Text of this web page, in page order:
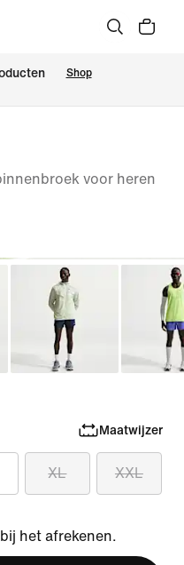
Shop
voor heren
Maatwijzer
XL XXL
het afrekenen.